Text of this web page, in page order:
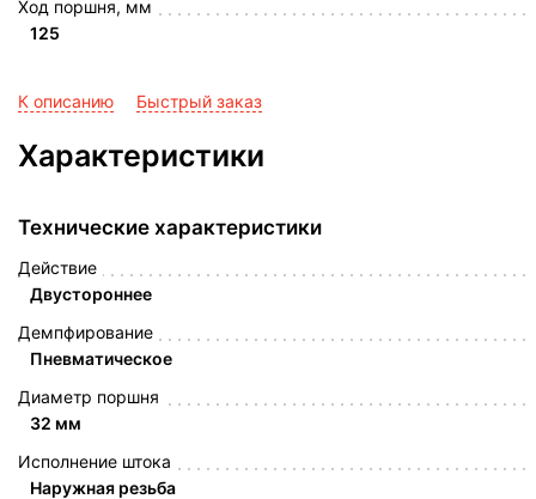
Ход поршня, мм
125
К описанию Быстрый заказ
Характеристики
Технические характеристики
Действие
Двустороннее
Демпфирование
Пневматическое
Диаметр поршня
32 мм
Исполнение штока
Наружная резьба